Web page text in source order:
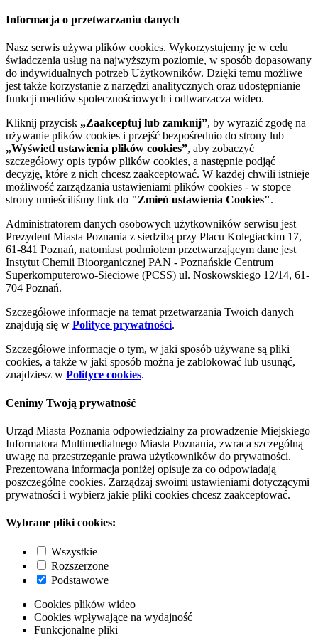
Informacja o przetwarzaniu danych
Nasz serwis używa plików cookies. Wykorzystujemy je w celu
świadczenia usług na najwyższym poziomie, w sposób dopasowany
do indywidualnych potrzeb Użytkowników. Dzięki temu możliwe
jest także korzystanie z narzędzi analitycznych oraz udostępnianie
funkcji mediów społecznościowych i odtwarzacza wideo.
Kliknij przycisk „Zaakceptuj lub zamknij”, by wyrazić zgodę na
używanie plików cookies i przejść bezpośrednio do strony lub
„Wyświetl ustawienia plików cookies”, aby zobaczyć
szczegółowy opis typów plików cookies, a następnie podjąć
decyzję, które z nich chcesz zaakceptować. W każdej chwili istnieje
możliwość zarządzania ustawieniami plików cookies - w stopce
strony umieściliśmy link do "Zmień ustawienia Cookies".
Administratorem danych osobowych użytkowników serwisu jest
Prezydent Miasta Poznania z siedzibą przy Placu Kolegiackim 17,
61-841 Poznań, natomiast podmiotem przetwarzającym dane jest
Instytut Chemii Bioorganicznej PAN - Poznańskie Centrum
Superkomputerowo-Sieciowe (PCSS) ul. Noskowskiego 12/14, 61-
704 Poznań.
Szczegółowe informacje na temat przetwarzania Twoich danych
znajdują się w Polityce prywatności.
Szczegółowe informacje o tym, w jaki sposób używane są pliki
cookies, a także w jaki sposób można je zablokować lub usunąć,
znajdziesz w Polityce cookies.
Cenimy Twoją prywatność
Urząd Miasta Poznania odpowiedzialny za prowadzenie Miejskiego
Informatora Multimedialnego Miasta Poznania, zwraca szczególną
uwagę na przestrzeganie prawa użytkowników do prywatności.
Prezentowana informacja poniżej opisuje za co odpowiadają
poszczególne cookies. Zarządzaj swoimi ustawieniami dotyczącymi
prywatności i wybierz jakie pliki cookies chcesz zaakceptować.
Wybrane pliki cookies:
Wszystkie
Rozszerzone
Podstawowe
Cookies plików wideo
Cookies wpływające na wydajność
Funkcjonalne pliki